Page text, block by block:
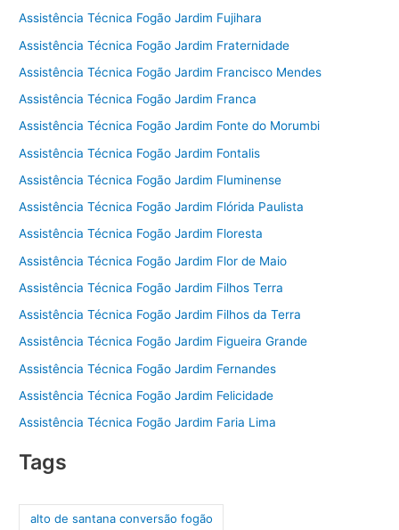
Assistência Técnica Fogão Jardim Fujihara
Assistência Técnica Fogão Jardim Fraternidade
Assistência Técnica Fogão Jardim Francisco Mendes
Assistência Técnica Fogão Jardim Franca
Assistência Técnica Fogão Jardim Fonte do Morumbi
Assistência Técnica Fogão Jardim Fontalis
Assistência Técnica Fogão Jardim Fluminense
Assistência Técnica Fogão Jardim Flórida Paulista
Assistência Técnica Fogão Jardim Floresta
Assistência Técnica Fogão Jardim Flor de Maio
Assistência Técnica Fogão Jardim Filhos Terra
Assistência Técnica Fogão Jardim Filhos da Terra
Assistência Técnica Fogão Jardim Figueira Grande
Assistência Técnica Fogão Jardim Fernandes
Assistência Técnica Fogão Jardim Felicidade
Assistência Técnica Fogão Jardim Faria Lima
Tags
alto de santana conversão fogão